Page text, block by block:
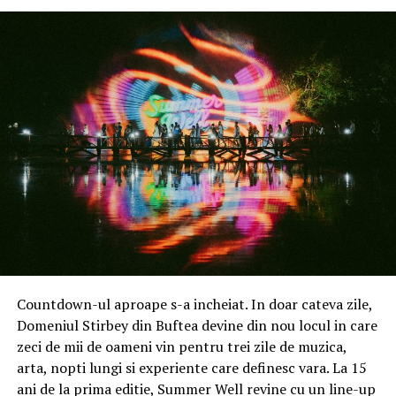
guvernamentale care sprijină învățarea.
Networking de elită:vor avea ocazia de a
interacționa cu lideri de gândire și practicieni de top
din educație, împărtășind idei și strategii
inovatoare.
Sesiuni de masterclass-uri: vor putea participa la
ateliere și prezentări care abordează cele mai noi
tendințe în educație, de la adaptarea metodologiilor
de predare la gestionarea nevoilor speciale ale
elevilor.
Dezvoltare profesională continuă
să transforme provocările în oportunități și cum să
se adapteze la dinamica schimbărilor în educație.
Începând cu data de 1 mai 2024 (miercuri), accesul la
eveniment va fi deschis și publicului larg (altor
categorii profesionale, cu excepția celor din
Countdown-ul aproape s-a incheiat. In doar cateva zile,
Domeniul Stirbey din Buftea devine din nou locul in care
zeci de mii de oameni vin pentru trei zile de muzica,
arta, nopti lungi si experiente care definesc vara. La 15
ani de la prima editie, Summer Well revine cu un line-up